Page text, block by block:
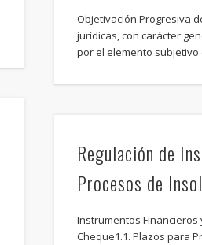
Objetivación Progresiva
jurídicas, con carácter
por el elemento
Regulación de
Procesos de
Instrumentos Financieros
Cheque1.1. Plazos para